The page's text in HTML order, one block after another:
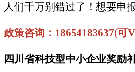
人们千万别错过了！想要申
政策咨询：18654183637(可
四川省科技型中小企业奖励